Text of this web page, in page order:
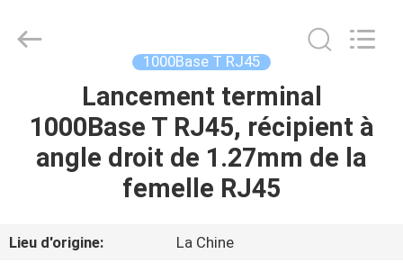
MAISON
PRODUITS
SUJET
Ltd..
1000Base T RJ45
Lancement terminal
1000Base T RJ45, récipient à
angle droit de 1.27mm de la
femelle RJ45
Lieu d'origine:
La Chine